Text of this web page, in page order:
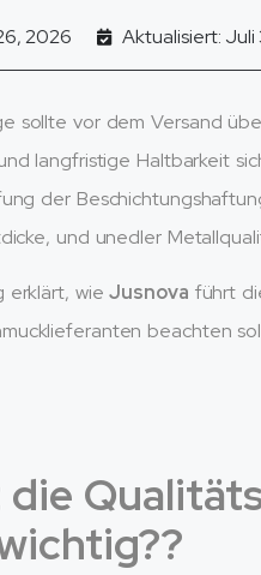
2026 Aktualisiert: Juli
sollte vor dem Versand
langfristige Haltbarkeit
der
und unedler
erklärt, wieJusnova führt
beachten
die